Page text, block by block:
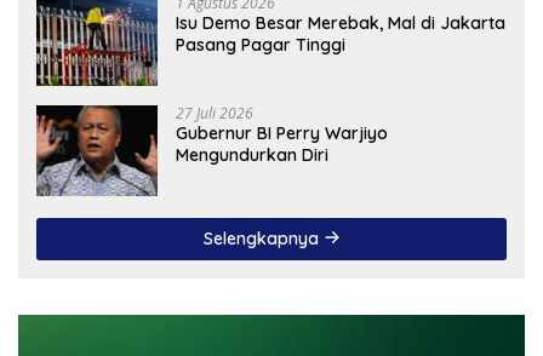
Isu Demo Besar Merebak, Mal di Jakarta
Pasang Pagar Tinggi
27 Juli 2026
Gubernur BI Perry Warjiyo
Mengundurkan Diri
Selengkapnya